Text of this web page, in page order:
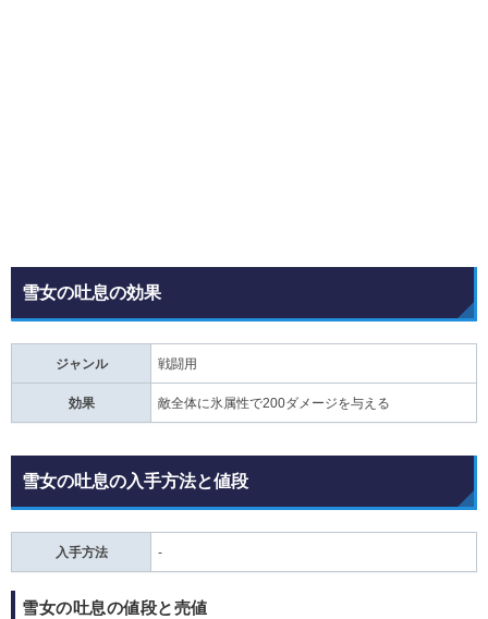
雪女の吐息の効果
ジャンル 戦闘用
効果 敵全体に氷属性で200ダメージを与える
雪女の吐息の入手方法と値段
入手方法 -
雪女の吐息の値段と売値